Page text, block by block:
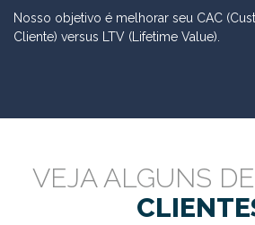
Nosso objetivo é melhorar seu CAC
Cliente) versus LTV (Lifetime Value).
VEJA ALGUNS